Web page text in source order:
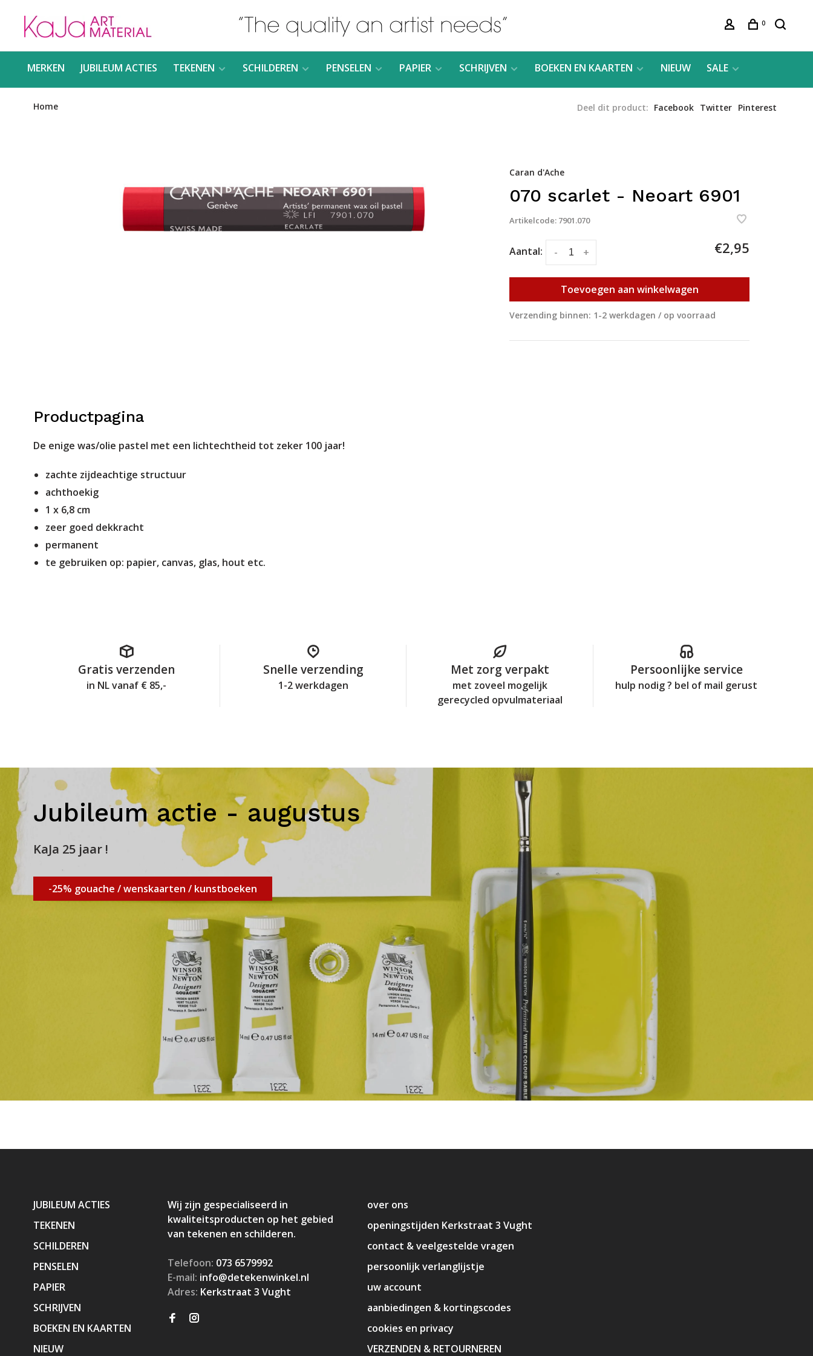
0
MERKEN JUBILEUM ACTIES TEKENEN SCHILDEREN PENSELEN PAPIER SCHRIJVEN BOEKEN EN KAARTEN NIEUW SALE
Home Deel dit product: Facebook Twitter Pinterest
Caran d'Ache
070 scarlet - Neoart 6901
Artikelcode: 7901.070
Aantal: +
- €2,95
Toevoegen aan winkelwagen
Verzending binnen: 1-2 werkdagen / op voorraad
Productpagina
De enige was/olie pastel met een lichtechtheid tot zeker 100 jaar!
zachte zijdeachtige structuur
achthoekig
1 x 6,8 cm
zeer goed dekkracht
permanent
te gebruiken op: papier, canvas, glas, hout etc.
Gratis verzenden
in NL vanaf € 85,-
Snelle verzending
1-2 werkdagen
Met zorg verpakt
met zoveel mogelijk
gerecycled opvulmateriaal
Persoonlijke service
hulp nodig ? bel of mail gerust
Jubileum actie - augustus
KaJa 25 jaar !
-25% gouache / wenskaarten / kunstboeken
JUBILEUM ACTIES
TEKENEN
SCHILDEREN
PENSELEN
PAPIER
SCHRIJVEN
BOEKEN EN KAARTEN
NIEUW
Wij zijn gespecialiseerd in
kwaliteitsproducten op het gebied
van tekenen en schilderen.
Telefoon: 073 6579992
E-mail: info@detekenwinkel.nl
Adres: Kerkstraat 3 Vught
over ons
openingstijden Kerkstraat 3 Vught
contact & veelgestelde vragen
persoonlijk verlanglijstje
uw account
aanbiedingen & kortingscodes
cookies en privacy
VERZENDEN & RETOURNEREN